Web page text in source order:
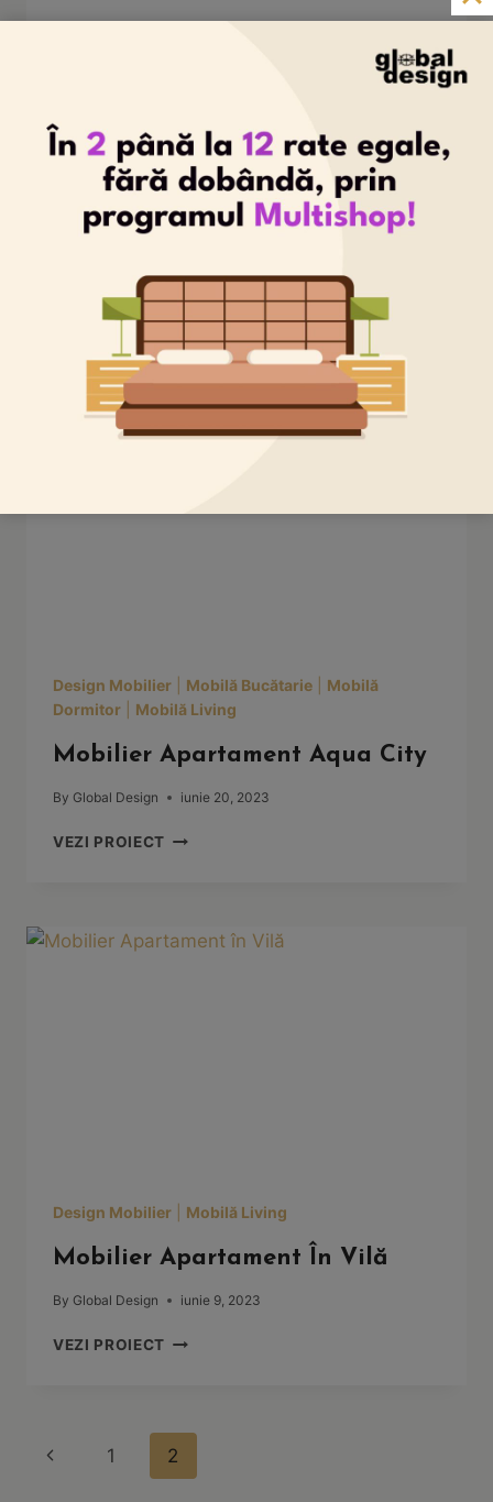
Design Mobilier|Mobilă Bucătarie|Mobilă
Dormitor|Mobilă Living
Mobilier Complet Casă
VEZI PROIECT
CASĂ
Design Mobilier Mobilă Bucătarie
Mobilă
Dormitor
Mobilă Living
Mobilier Apartament Aqua City
By Global Design iunie 20, 2023
VEZI PROIECT MOBILIER
Design Mobilier Mobilă Living
Mobilier Apartament În Vilă
By Global Design iunie 9, 2023
VEZI PROIECT MOBILIER
Page
Previous
1 2